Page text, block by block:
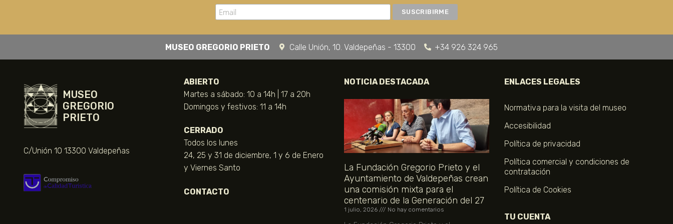
MUSEO GREGORIO PRIETO Calle Unión, 10. Valdepeñas - 13300 +34 926 324 965
MUSEO
GREGORIO
PRIETO
C/Unión 10 13300 Valdepeñas
ABIERTO
Martes a sábado: 10 a 14h | 17 a 20h
Domingos y festivos: 11 a 14h
CERRADO
Todos los lunes
24, 25 y 31 de diciembre, 1 y 6 de Enero
y Viernes Santo
CONTACTO
NOTICIA DESTACADA
La Fundación Gregorio Prieto y el
Ayuntamiento de Valdepeñas crean
una comisión mixta para el
centenario de la Generación del 27
1 julio, 2026 No hay comentarios
ENLACES LEGALES
Normativa para la visita del museo
Accesibilidad
Política de privacidad
Política comercial y condiciones de
contratación
Política de Cookies
TU CUENTA